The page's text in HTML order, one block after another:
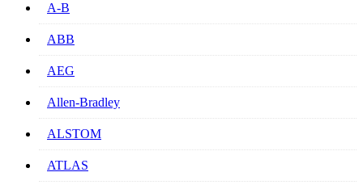
A-B
ABB
AEG
Allen-Bradley
ALSTOM
ATLAS